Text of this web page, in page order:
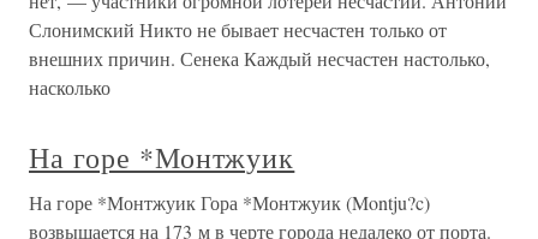
Слонимский Никто не бывает несчастен только от
внешних причин. Сенека Каждый несчастен настолько,
насколько
На горе *Монтжуик
На горе *Монтжуик Гора *Монтжуик (Montju?c)
возвышается на 173 м в черте города недалеко от порта.